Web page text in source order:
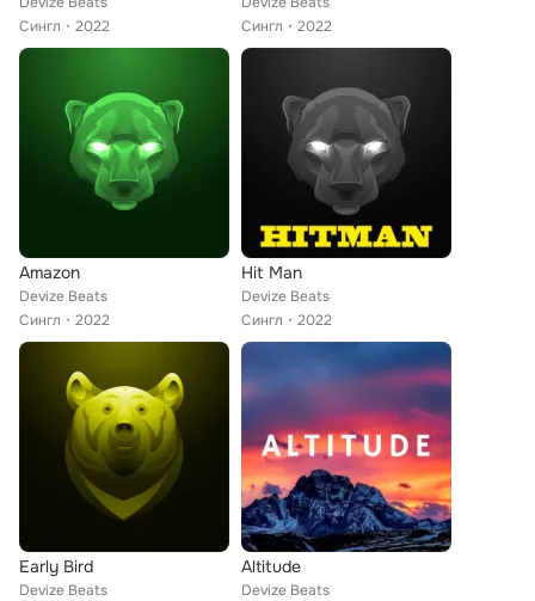
Сингл
2022
Сингл
2022
Amazon
Devize Beats
Сингл
2022
Hit Man
Devize Beats
Сингл
2022
Early Bird
Devize Beats
Altitude
Devize Beats